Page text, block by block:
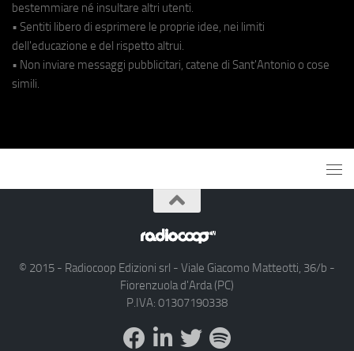
bestemmiare né insultare altri utenti.
• Sentiti libero di esprimere le proprie idee, nei limiti
dell'educazione e del rispetto altrui.
• Non inviare messaggi pubblicitari, catene di Sant'Antonio o cose
simili.
© 2015 - Radiocoop Edizioni srl - Viale Giacomo Matteotti, 36/b -
Fiorenzuola d'Arda (PC)
P.IVA: 01307190338